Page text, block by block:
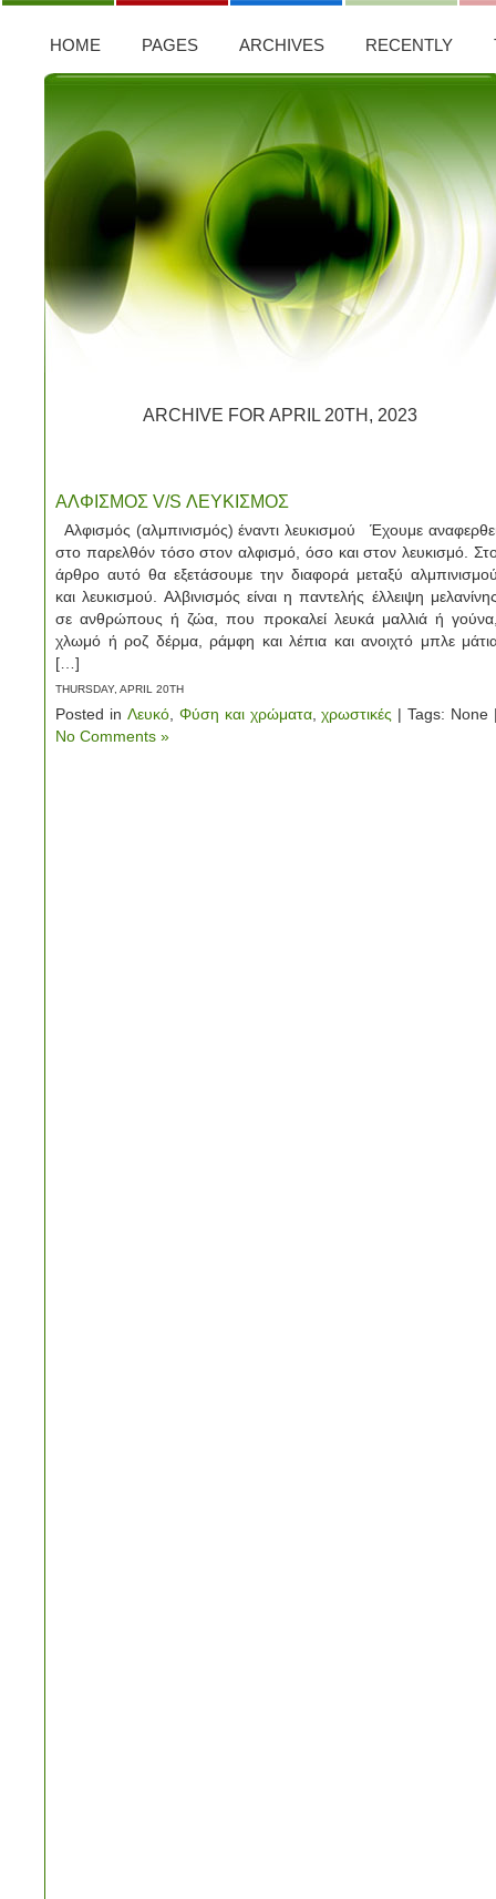
HOME PAGES ARCHIVES RECENTLY
ARCHIVE FOR APRIL 20TH, 2023
ΑΛΦΙΣΜΟΣ V/S ΛΕΥΚΙΣΜΟΣ
Αλφισμός (αλμπινισμός) έναντι λευκισμού Έχουμε
στο παρελθόν τόσο στον αλφισμό, όσο και στον λευκισμό.
άρθρο αυτό θα εξετάσουμε την διαφορά μεταξύ
και λευκισμού. Αλβινισμός είναι η παντελής έλλειψη
σε ανθρώπους ή ζώα, που προκαλεί λευκά μαλλιά ή
χλωμό ή ροζ δέρμα, ράμφη και λέπια και ανοιχτό μπλε
[…]
THURSDAY, APRIL 20TH
Posted in Λευκό, Φύση και χρώματα,χρωστικές | Tags: None
No Comments »